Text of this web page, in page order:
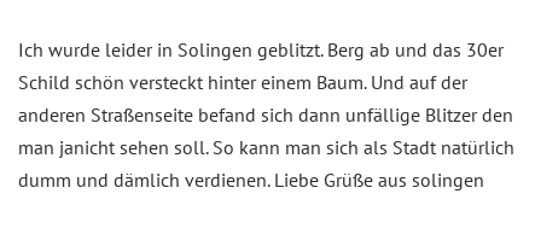
Ich wurde leider in Solingen geblitzt. Berg ab und das 30er
Schild schön versteckt hinter einem Baum. Und auf der
anderen Straßenseite befand sich dann unfällige Blitzer den
man janicht sehen soll. So kann man sich als Stadt natürlich
dumm und dämlich verdienen. Liebe Grüße aus solingen